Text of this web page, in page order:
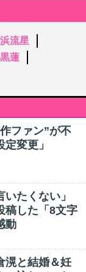
流星
蓮
ファン”が不
変更」
たくない」
稿した「8文字
動
滉と結婚＆妊